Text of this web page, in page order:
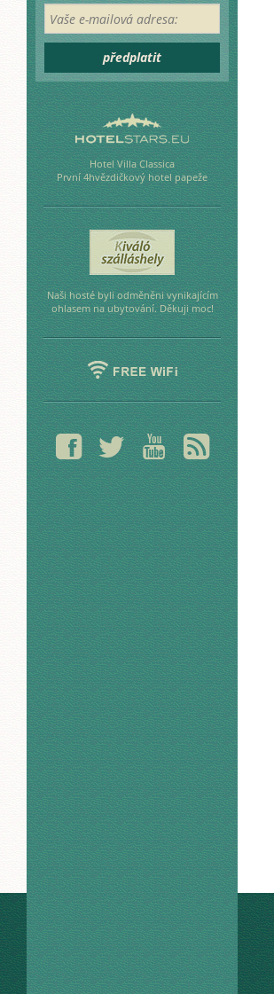
Vaše
e-
mailová
předplatit
Hotel Villa Classica
První 4hvězdičkový hotel papeže
Naši hosté byli odměněni vynikajícím
ohlasem na ubytování. Děkuji moc!
❾ ❿ ➋ ✋